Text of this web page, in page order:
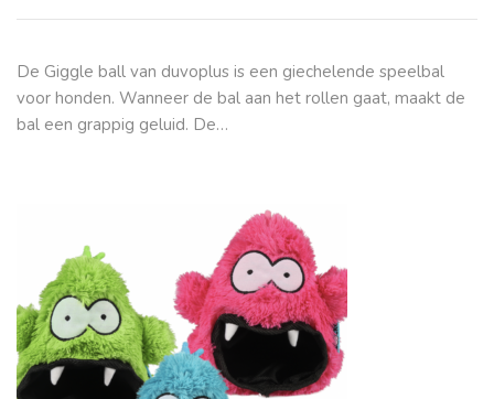
De Giggle ball van duvoplus is een giechelende speelbal
voor honden. Wanneer de bal aan het rollen gaat, maakt de
bal een grappig geluid. De…